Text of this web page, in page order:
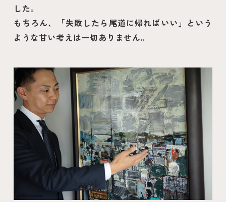
した。
もちろん、「失敗したら尾道に帰ればいい」という
ような甘い考えは一切ありません。